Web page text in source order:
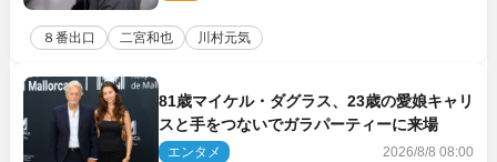
８番出口 二宮和也 川村元気
81歳マイケル・ダグラス、23歳の愛娘キャリ
スと手をつないでガラパーティーに来場
エンタメ 2026/8/8 08:00